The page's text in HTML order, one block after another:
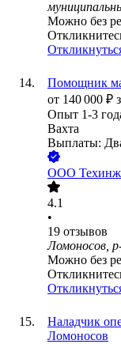
Можно без
Помощник
от 140 000 ₽
Опыт 1-3
Вахта
Выплаты:
ООО
4.1
•
19 отзывов
Ломоносов,
Можно без
Наладчик
Ломоносов